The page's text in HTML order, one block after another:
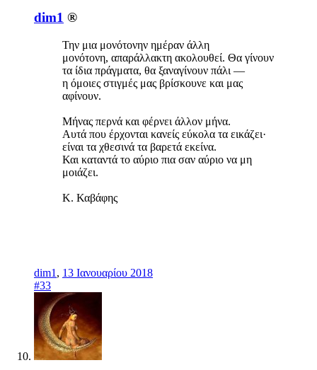
dim1 ®
Την μια μονότονην ημέραν άλλη
μονότονη, απαράλλακτη ακολουθεί. Θα γίνουν
τα ίδια πράγματα, θα ξαναγίνουν πάλι —
η όμοιες στιγμές μας βρίσκουνε και μας
αφίνουν.
Μήνας περνά και φέρνει άλλον μήνα.
Aυτά που έρχονται κανείς εύκολα τα εικάζει·
είναι τα χθεσινά τα βαρετά εκείνα.
Και καταντά το αύριο πια σαν αύριο να μη
μοιάζει.
Κ. Καβάφης
dim1 , 13 Ιανουαρίου 2018
#33